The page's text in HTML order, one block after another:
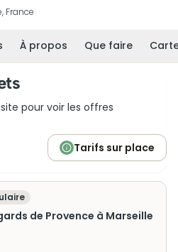
France
À propos Que faire
pour voir les offres
Tarifs sur place
de Provence à Marseille